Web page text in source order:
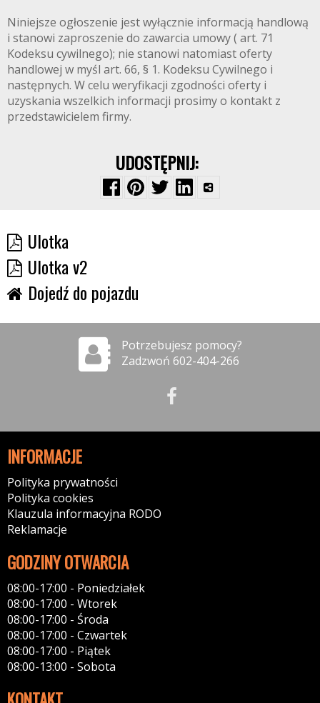
Niniejsze ogłoszenie jest wyłącznie informacją handlową
i stanowi zaproszenie do zawarcia umowy ( art. 71
Kodeksu cywilnego); nie stanowi natomiast oferty
handlowej w myśl art. 66, § 1. Kodeksu Cywilnego i
następnych. W celu weryfikacji zgodności oferty i
uzyskania wszelkich informacji prosimy o kontakt z
przedstawicielem firmy.
UDOSTĘPNIJ:
Ulotka
Ulotka v2
Dojedź do pojazdu
Potrzebujesz pomocy?
Zadzwoń 602-404-266
INFORMACJE
Polityka prywatności
Polityka cookies
Klauzula informacyjna RODO
Reklamacje
GODZINY OTWARCIA
08:00-17:00 - Poniedziałek
08:00-17:00 - Wtorek
08:00-17:00 - Środa
08:00-17:00 - Czwartek
08:00-17:00 - Piątek
08:00-13:00 - Sobota